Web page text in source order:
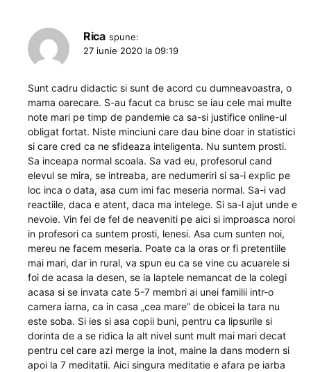
Rica spune:
27 iunie 2020 la 09:19
Sunt cadru didactic si sunt de acord cu dumneavoastra, o
mama oarecare. S-au facut ca brusc se iau cele mai multe
note mari pe timp de pandemie ca sa-si justifice online-ul
obligat fortat. Niste minciuni care dau bine doar in statistici
si care cred ca ne sfideaza inteligenta. Nu suntem prosti.
Sa inceapa normal scoala. Sa vad eu, profesorul cand
elevul se mira, se intreaba, are nedumeriri si sa-i explic pe
loc inca o data, asa cum imi fac meseria normal. Sa-i vad
reactiile, daca e atent, daca ma intelege. Si sa-l ajut unde e
nevoie. Vin fel de fel de neaveniti pe aici si improasca noroi
in profesori ca suntem prosti, lenesi. Asa cum sunten noi,
mereu ne facem meseria. Poate ca la oras or fi pretentiile
mai mari, dar in rural, va spun eu ca se vine cu acuarele si
foi de acasa la desen, se ia laptele nemancat de la colegi
acasa si se invata cate 5-7 membri ai unei familii intr-o
camera iarna, ca in casa „cea mare” de obicei la tara nu
este soba. Si ies si asa copii buni, pentru ca lipsurile si
dorinta de a se ridica la alt nivel sunt mult mai mari decat
pentru cel care azi merge la inot, maine la dans modern si
apoi la 7 meditatii. Aici singura meditatie e afara pe iarba